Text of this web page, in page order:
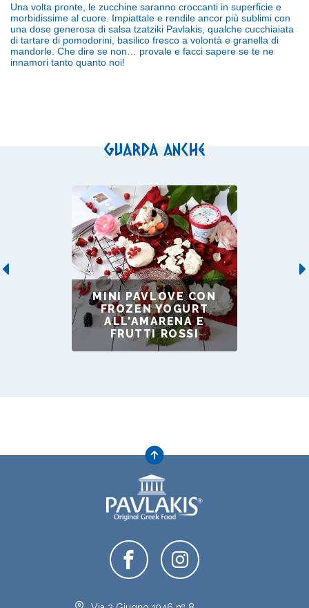
Una volta pronte, le zucchine saranno croccanti in superficie e
morbidissime al cuore. Impiattale e rendile ancor più sublimi con
una dose generosa di salsa tzatziki Pavlakis, qualche cucchiaiata
di tartare di pomodorini, basilico fresco a volontà e granella di
mandorle. Che dire se non… provale e facci sapere se te ne
innamori tanto quanto noi!
Guarda anche
Previous
MINI PAVLOVE CON
FROZEN YOGURT
ALL'AMARENA E
FRUTTI ROSSI